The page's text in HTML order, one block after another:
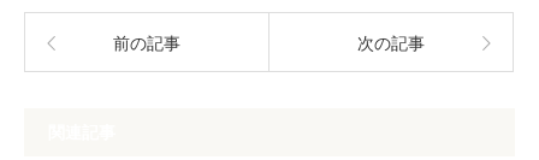
前の記事 次の記事